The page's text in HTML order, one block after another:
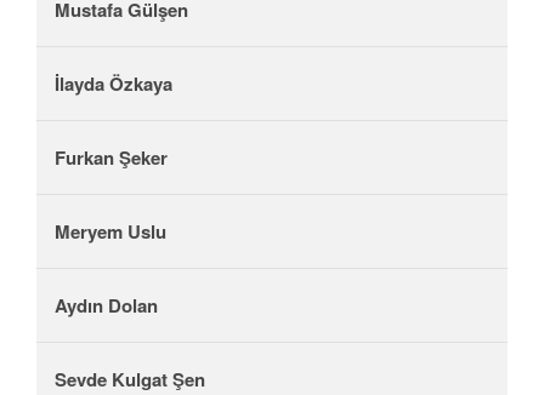
Mustafa Gülşen
İlayda Özkaya
Furkan Şeker
Meryem Uslu
Aydın Dolan
Sevde Kulgat Şen